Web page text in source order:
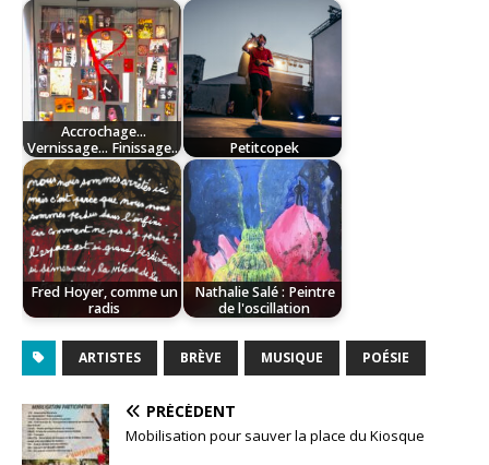
Accrochage...
Vernissage... Finissage...
Petitcopek
Fred Hoyer, comme un
radis
Nathalie Salé : Peintre
de l'oscillation
ARTISTES BRÈVE MUSIQUE POÉSIE
PRÉCÉDENT
Mobilisation pour sauver la place du Kiosque